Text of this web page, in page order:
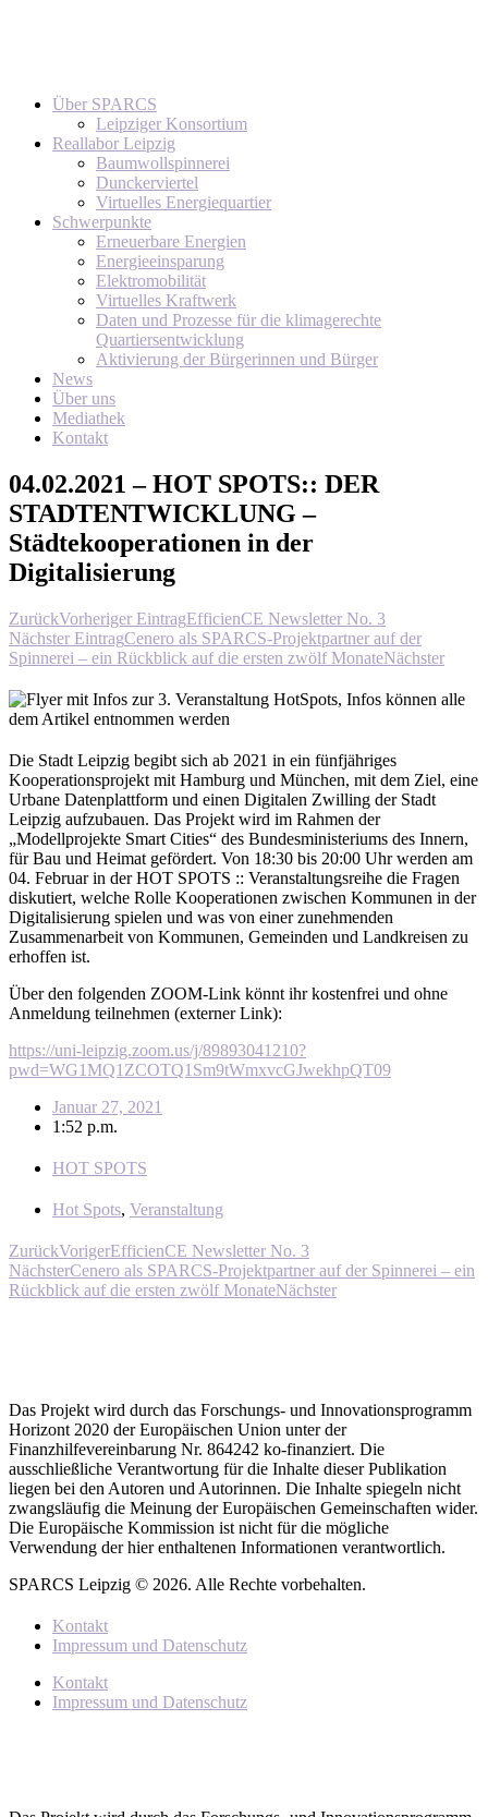
Über SPARCS
Leipziger Konsortium
Reallabor Leipzig
Baumwollspinnerei
Dunckerviertel
Virtuelles Energiequartier
Schwerpunkte
Erneuerbare Energien
Energieeinsparung
Elektromobilität
Virtuelles Kraftwerk
Daten und Prozesse für die klimagerechte
Quartiersentwicklung
Aktivierung der Bürgerinnen und Bürger
News
Über uns
Mediathek
Kontakt
04.02.2021 – HOT SPOTS:: DER
STADTENTWICKLUNG –
Städtekooperationen in der
Digitalisierung
ZurückVorheriger EintragEfficienCE Newsletter No. 3
Nächster EintragCenero als SPARCS-Projektpartner auf der
Spinnerei – ein Rückblick auf die ersten zwölf MonateNächster
Die Stadt Leipzig begibt sich ab 2021 in ein fünfjähriges
Kooperationsprojekt mit Hamburg und München, mit dem Ziel, eine
Urbane Datenplattform und einen Digitalen Zwilling der Stadt
Leipzig aufzubauen. Das Projekt wird im Rahmen der
„Modellprojekte Smart Cities“ des Bundesministeriums des Innern,
für Bau und Heimat gefördert. Von 18:30 bis 20:00 Uhr werden am
04. Februar in der HOT SPOTS :: Veranstaltungsreihe die Fragen
diskutiert, welche Rolle Kooperationen zwischen Kommunen in der
Digitalisierung spielen und was von einer zunehmenden
Zusammenarbeit von Kommunen, Gemeinden und Landkreisen zu
erhoffen ist.
Über den folgenden ZOOM-Link könnt ihr kostenfrei und ohne
Anmeldung teilnehmen (externer Link):
https://uni-leipzig.zoom.us/j/89893041210?
pwd=WG1MQ1ZCOTQ1Sm9tWmxvcGJwekhpQT09
Januar 27, 2021
1:52 p.m.
HOT SPOTS
Hot Spots, Veranstaltung
ZurückVorigerEfficienCE Newsletter No. 3
NächsterCenero als SPARCS-Projektpartner auf der Spinnerei – ein
Rückblick auf die ersten zwölf MonateNächster
Das Projekt wird durch das Forschungs- und Innovationsprogramm
Horizont 2020 der Europäischen Union unter der
Finanzhilfevereinbarung Nr. 864242 ko-finanziert. Die
ausschließliche Verantwortung für die Inhalte dieser Publikation
liegen bei den Autoren und Autorinnen. Die Inhalte spiegeln nicht
zwangsläufig die Meinung der Europäischen Gemeinschaften wider.
Die Europäische Kommission ist nicht für die mögliche
Verwendung der hier enthaltenen Informationen verantwortlich.
SPARCS Leipzig © 2026. Alle Rechte vorbehalten.
Kontakt
Impressum und Datenschutz
Kontakt
Impressum und Datenschutz